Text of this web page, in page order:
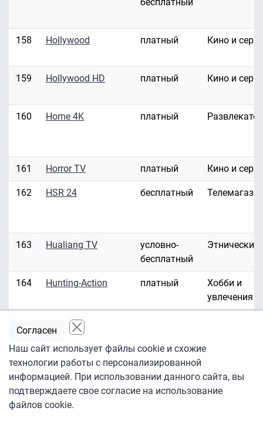
бесплатный
158 Hollywood платный Кино и
159 Hollywood HD платный Кино и
160 Home 4K платный
161 Horror TV платный Кино и
162 HSR 24 бесплатный
163 Hualiang TV
условно-
бесплатный
Этнические
164 Hunting-Action платный
Хобби и
увлечения
Hustler HD/3D
166 Hustler TV платный
167
ID Investigation
Discovery
платный
Наш сайт использует файлы cookie и схожие
технологии работы с персонализированной
информацией. При использовании данного сайта, вы
подтверждаете свое согласие на использование
файлов cookie.
Согласен